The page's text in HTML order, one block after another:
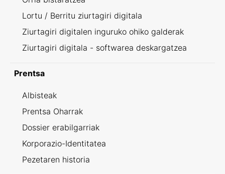
Lortu / Berritu ziurtagiri digitala
Ziurtagiri digitalen inguruko ohiko galderak
Ziurtagiri digitala - softwarea deskargatzea
Prentsa
Albisteak
Prentsa Oharrak
Dossier erabilgarriak
Korporazio-Identitatea
Pezetaren historia